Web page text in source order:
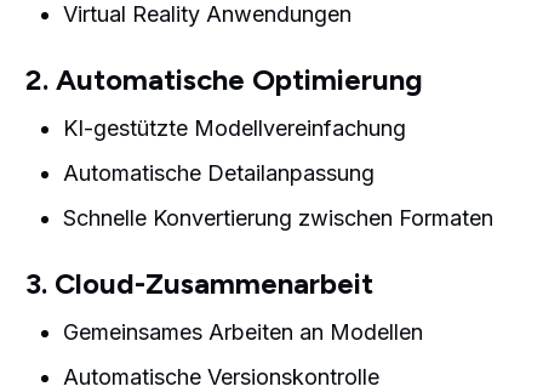
Virtual Reality Anwendungen
2. Automatische Optimierung
KI-gestützte Modellvereinfachung
Automatische Detailanpassung
Schnelle Konvertierung zwischen Formaten
3. Cloud-Zusammenarbeit
Gemeinsames Arbeiten an Modellen
Automatische Versionskontrolle